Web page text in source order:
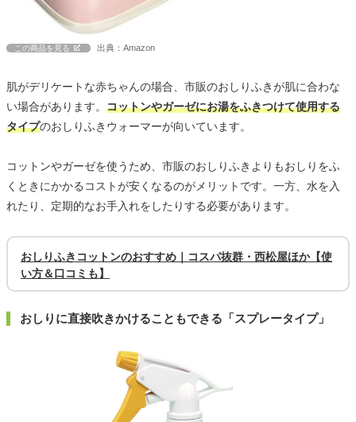
この商品を見る 出典：Amazon
肌がデリケートな赤ちゃんの場合、市販のおしりふきが肌に合わな
い場合があります。 コットンやガーゼにお湯をふきつけて使用する
タイプのおしりふきウォーマーが向いています。
コットンやガーゼを使うため、市販のおしりふきよりもおしりをふ
くときにかかるコストが安くなるのがメリットです。一方、水を入
れたり、定期的なお手入れをしたりする必要があります。
おしりふきコットンのおすすめ｜コスパ抜群・西松屋ほか【使
い方＆口コミも】
おしりに直接吹きかけることもできる「スプレータイプ」